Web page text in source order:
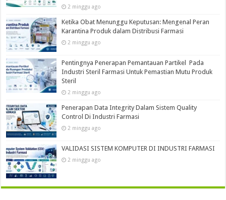
2 minggu ago
Ketika Obat Menunggu Keputusan: Mengenal Peran
Karantina Produk dalam Distribusi Farmasi
2 minggu ago
Pentingnya Penerapan Pemantauan Partikel Pada
Industri Steril Farmasi Untuk Pemastian Mutu Produk
Steril
2 minggu ago
Penerapan Data Integrity Dalam Sistem Quality
Control Di Industri Farmasi
2 minggu ago
VALIDASI SISTEM KOMPUTER DI INDUSTRI FARMASI
2 minggu ago